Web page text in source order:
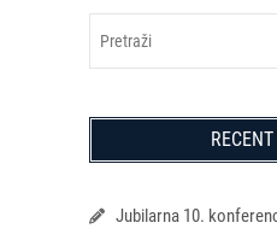
Jubilarna 10.